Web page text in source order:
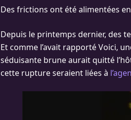
Des frictions ont été alimentées
Depuis le printemps dernier, des
Et comme l’avait rapporté Voici,
séduisante brune aurait quitté
cette rupture seraient liées à